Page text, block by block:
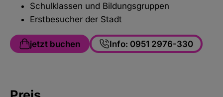
Schulklassen und Bildungsgruppen
Erstbesucher der Stadt
jetzt buchen Info: 0951 2976-330